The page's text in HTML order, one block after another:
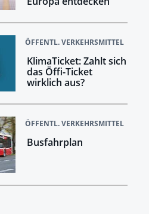
ÖFFENTL. VERKEHRSMITTEL
KlimaTicket: Zahlt sich
das Öffi-Ticket
wirklich aus?
ÖFFENTL. VERKEHRSMITTEL
Busfahrplan